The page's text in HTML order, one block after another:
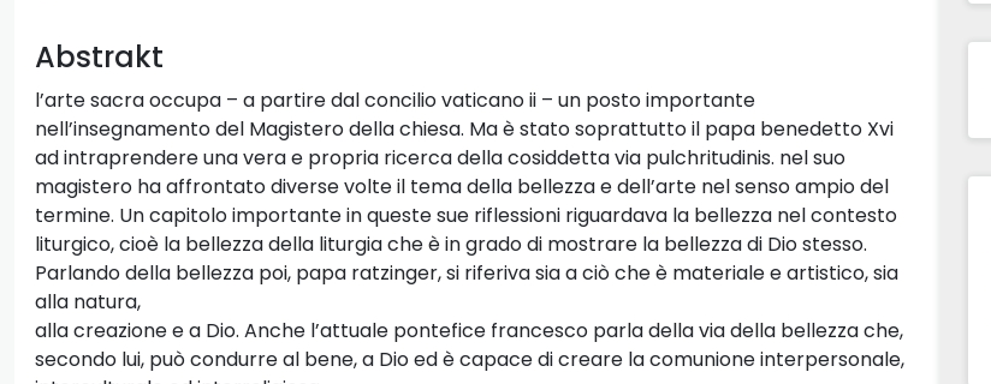
Abstrakt
l’arte sacra occupa – a partire dal concilio vaticano ii – un posto importante
nell’insegnamento del Magistero della chiesa. Ma è stato soprattutto il papa benedetto Xvi
ad intraprendere una vera e propria ricerca della cosiddetta via pulchritudinis. nel suo
magistero ha affrontato diverse volte il tema della bellezza e dell’arte nel senso ampio del
termine. Un capitolo importante in queste sue riflessioni riguardava la bellezza nel contesto
liturgico, cioè la bellezza della liturgia che è in grado di mostrare la bellezza di Dio stesso.
Parlando della bellezza poi, papa ratzinger, si riferiva sia a ciò che è materiale e artistico, sia
alla natura,
alla creazione e a Dio. Anche l’attuale pontefice francesco parla della via della bellezza che,
secondo lui, può condurre al bene, a Dio ed è capace di creare la comunione interpersonale,